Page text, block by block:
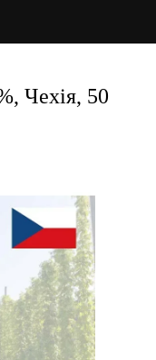
Чехія, 50